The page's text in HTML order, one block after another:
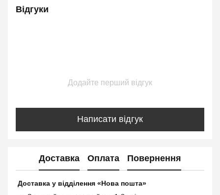
Відгуки
Додайте перший відгук
Написати відгук
Доставка Оплата Повернення
Доставка у відділення «Нова пошта»